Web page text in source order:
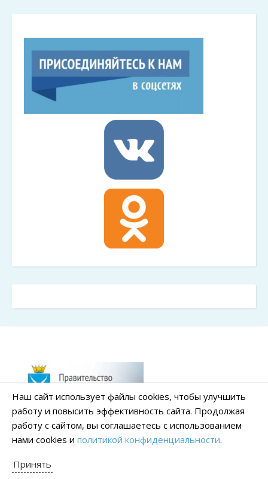
Наш сайт использует файлы cookies, чтобы улучшить
работу и повысить эффективность сайта. Продолжая
работу с сайтом, вы соглашаетесь с использованием
нами cookies и политикой конфиденциальности.
Принять